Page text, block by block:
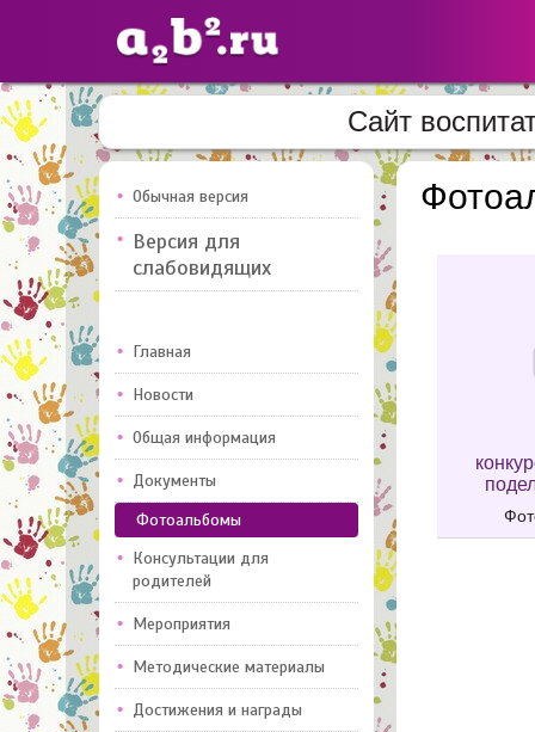
Сайты
педагогов
Добавлено — 10947
Сайт
Обычная версия
Версия для
слабовидящих
Главная
Новости
Общая информация
Документы
Фотоальбомы
Консультации для
родителей
Мероприятия
Методические материалы
Достижения и награды